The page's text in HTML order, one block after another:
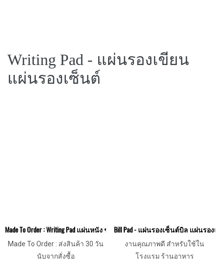
Writing Pad - แผ่นรองเขียน
แผ่นรองเซ็นต์
Made To Order : Writing Pad แผ่นหนัง ขนาดใหญ่ 100x70 cm. สำหรับโต๊ะทำง
Made To Order : ส่งสินค้า 30 วัน
นับจากสั่งซื้อ
Bill Pad - แผ่นรองเซ็นต์บิล แผ่นรอง
งานคุณภาพดี สำหรับใช้ใน
โรงแรม ร้านอาหาร